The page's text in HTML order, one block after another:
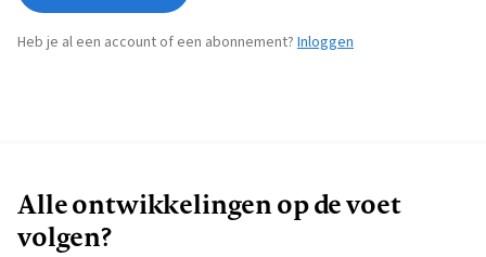
Heb je al een account of een abonnement? Inloggen
Alle ontwikkelingen op de voet
volgen?